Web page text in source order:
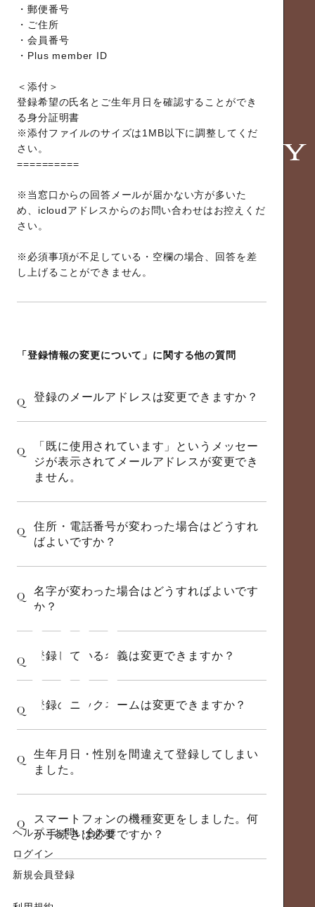
・郵便番号
・ご住所
・会員番号
・Plus member ID
＜添付＞
登録希望の氏名とご生年月日を確認することができ
る身分証明書
※添付ファイルのサイズは1MB以下に調整してくだ
さい。
==========
※当窓口からの回答メールが届かない方が多いた
め、icloudアドレスからのお問い合わせはお控えくだ
さい。
※必須事項が不足している・空欄の場合、回答を差
し上げることができません。
「登録情報の変更について」に関する他の質問
Q 登録のメールアドレスは変更できますか？
Q
「既に使用されています」というメッセー
ジが表示されてメールアドレスが変更でき
ません。
Q
住所・電話番号が変わった場合はどうすれ
ばよいですか？
Q
名字が変わった場合はどうすればよいです
か？
Q 登録している名義は変更できますか？
Q 登録のニックネームは変更できますか？
Q
生年月日・性別を間違えて登録してしまい
ました。
Q
スマートフォンの機種変更をしました。何
か手続きは必要ですか？
ヘルプ・お問い合わせ
ログイン
新規会員登録